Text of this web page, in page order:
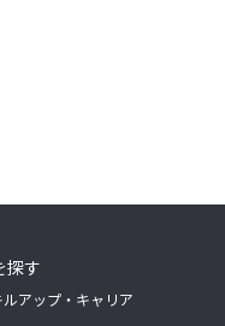
探す
ルアップ・キャリア